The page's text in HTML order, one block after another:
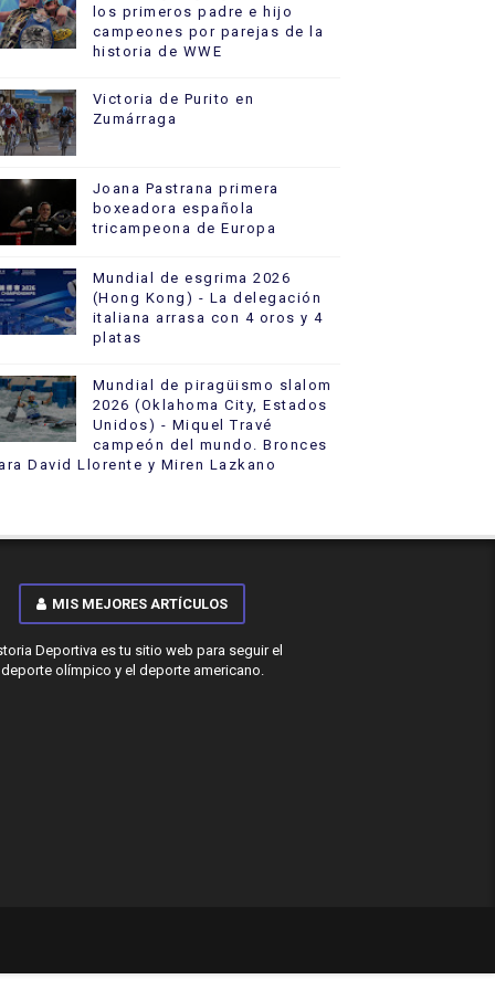
los primeros padre e hijo
campeones por parejas de la
historia de WWE
Victoria de Purito en
Zumárraga
Joana Pastrana primera
boxeadora española
tricampeona de Europa
Mundial de esgrima 2026
(Hong Kong) - La delegación
italiana arrasa con 4 oros y 4
platas
Mundial de piragüismo slalom
2026 (Oklahoma City, Estados
Unidos) - Miquel Travé
campeón del mundo. Bronces
David Llorente y Miren Lazkano
MIS MEJORES ARTÍCULOS
Deportiva es tu sitio web para seguir el
deporte olímpico y el deporte americano.